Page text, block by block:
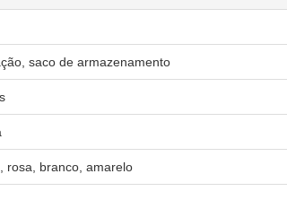
saco de armazenamento
rosa, branco, amarelo